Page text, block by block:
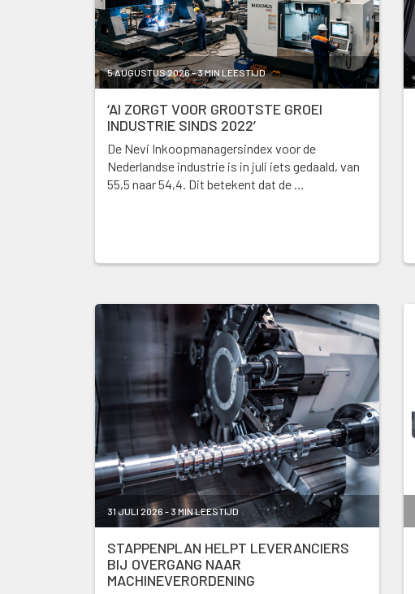
5 AUGUSTUS 2026 - 3 MIN LEESTIJD
‘AI ZORGT VOOR GROOTSTE GROEI
INDUSTRIE SINDS 2022’
De Nevi Inkoopmanagersindex voor de
Nederlandse industrie is in juli iets gedaald, van
55,5 naar 54,4. Dit betekent dat de …
31 JULI 2026 - 3 MIN LEESTIJD
STAPPENPLAN HELPT LEVERANCIERS
BIJ OVERGANG NAAR
MACHINEVERORDENING